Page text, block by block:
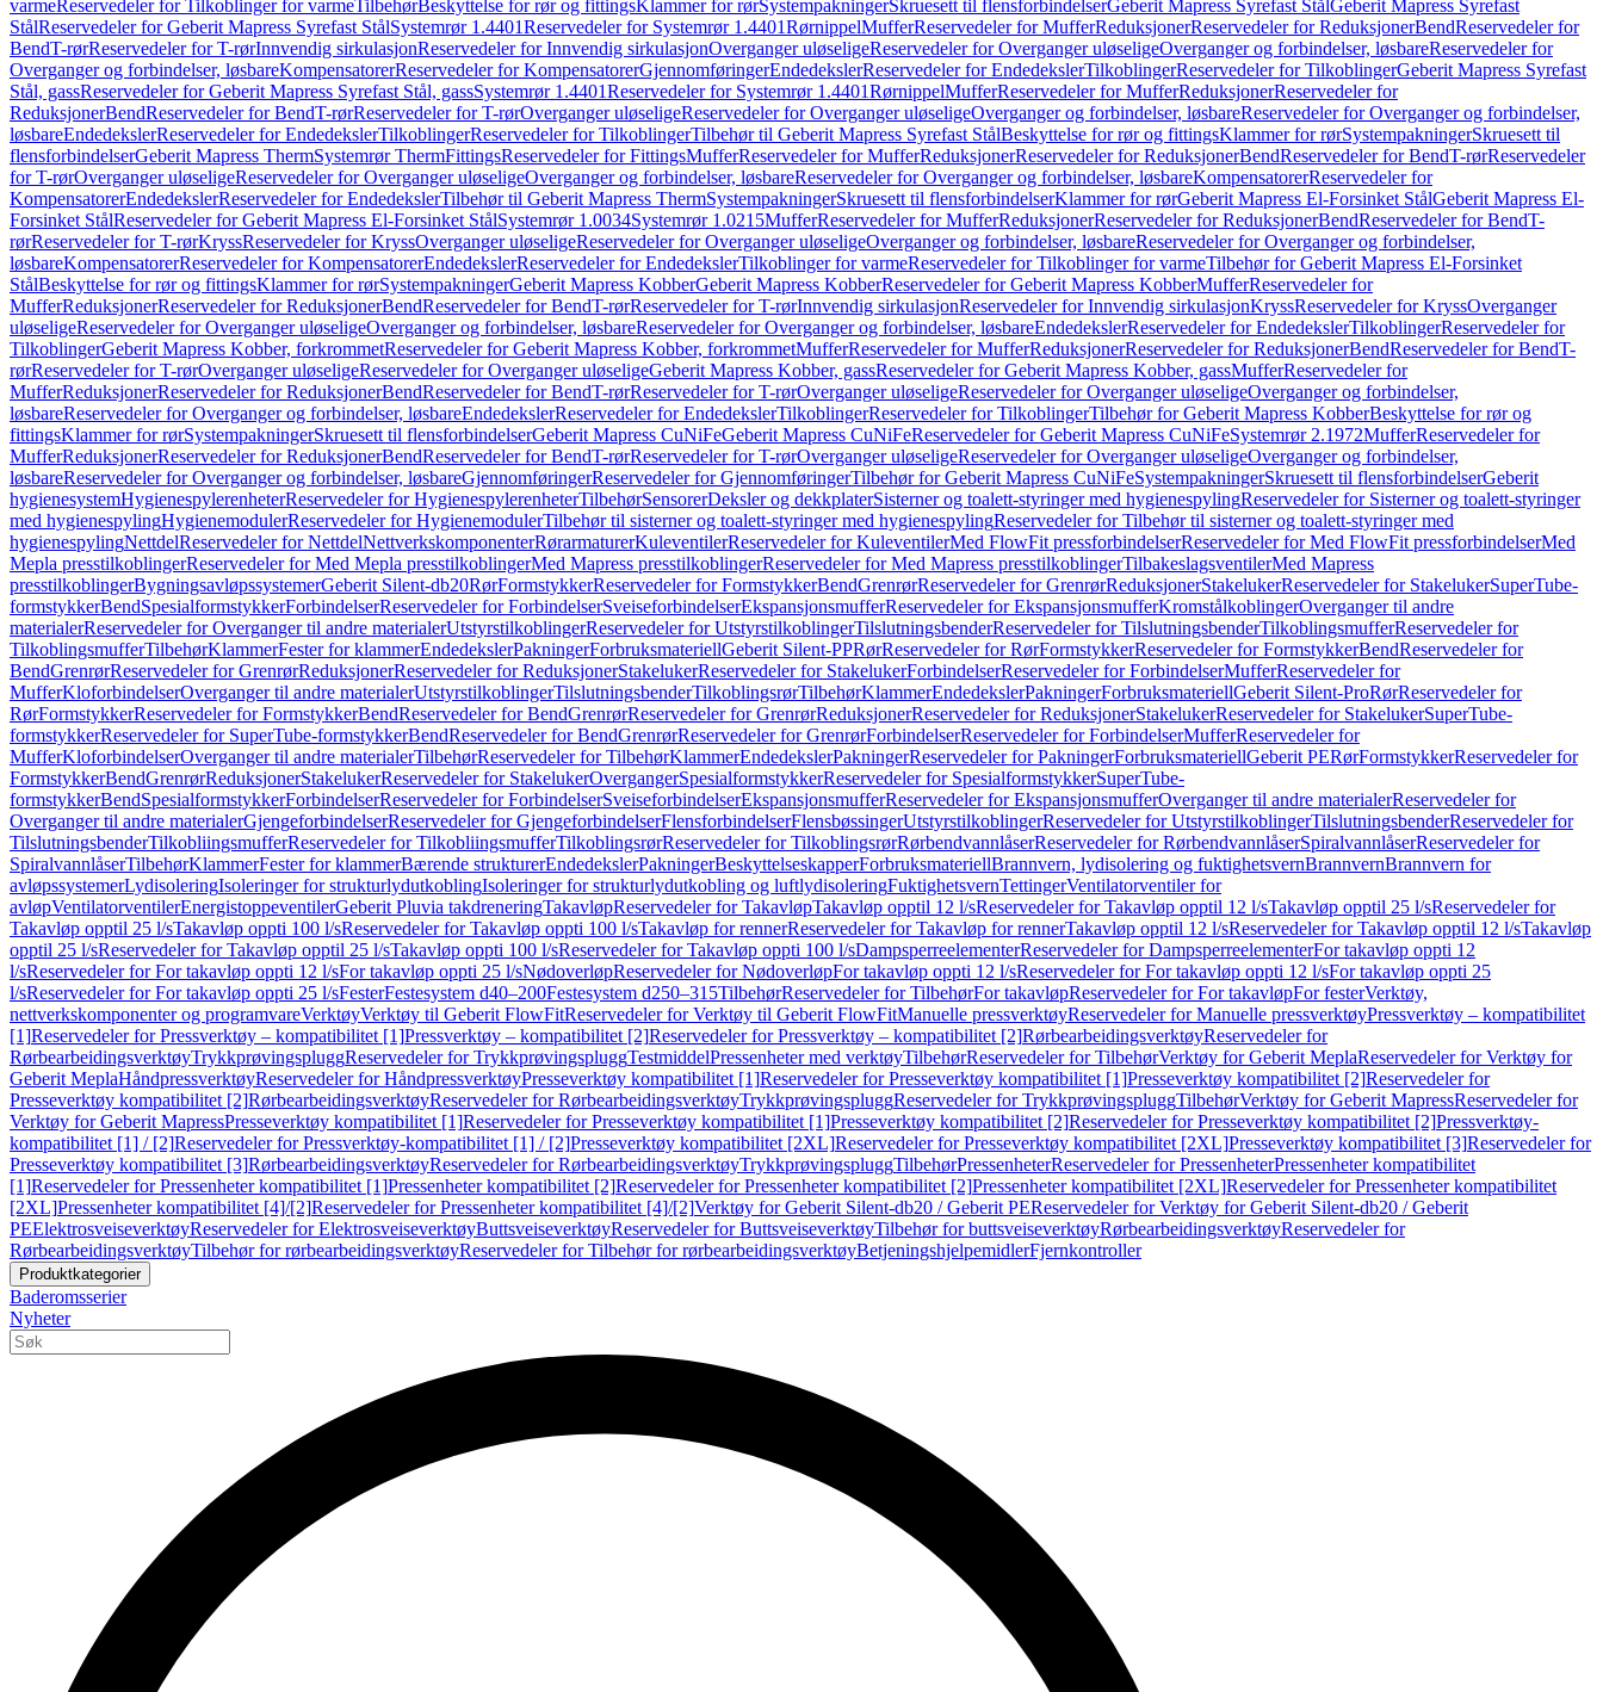
varmeReservedeler for Tilkoblinger for varmeTilbehørBeskyttelse for rør og fittingsKlammer for rørSystempakningerSkruesett til flensforbindelserGeberit Mapress Syrefast StålGeberit Mapress Syrefast
StålReservedeler for Geberit Mapress Syrefast StålSystemrør 1.4401Reservedeler for Systemrør 1.4401RørnippelMufferReservedeler for MufferReduksjonerReservedeler for ReduksjonerBendReservedeler for
BendT-rørReservedeler for T-rørInnvendig sirkulasjonReservedeler for Innvendig sirkulasjonOverganger uløseligeReservedeler for Overganger uløseligeOverganger og forbindelser, løsbareReservedeler for
Overganger og forbindelser, løsbareKompensatorerReservedeler for KompensatorerGjennomføringerEndedekslerReservedeler for EndedekslerTilkoblingerReservedeler for TilkoblingerGeberit Mapress Syrefast
Stål, gassReservedeler for Geberit Mapress Syrefast Stål, gassSystemrør 1.4401Reservedeler for Systemrør 1.4401RørnippelMufferReservedeler for MufferReduksjonerReservedeler for
ReduksjonerBendReservedeler for BendT-rørReservedeler for T-rørOverganger uløseligeReservedeler for Overganger uløseligeOverganger og forbindelser, løsbareReservedeler for Overganger og forbindelser,
løsbareEndedekslerReservedeler for EndedekslerTilkoblingerReservedeler for TilkoblingerTilbehør til Geberit Mapress Syrefast StålBeskyttelse for rør og fittingsKlammer for rørSystempakningerSkruesett til
flensforbindelserGeberit Mapress ThermSystemrør ThermFittingsReservedeler for FittingsMufferReservedeler for MufferReduksjonerReservedeler for ReduksjonerBendReservedeler for BendT-rørReservedeler
for T-rørOverganger uløseligeReservedeler for Overganger uløseligeOverganger og forbindelser, løsbareReservedeler for Overganger og forbindelser, løsbareKompensatorerReservedeler for
KompensatorerEndedekslerReservedeler for EndedekslerTilbehør til Geberit Mapress ThermSystempakningerSkruesett til flensforbindelserKlammer for rørGeberit Mapress El-Forsinket StålGeberit Mapress El-
Forsinket StålReservedeler for Geberit Mapress El-Forsinket StålSystemrør 1.0034Systemrør 1.0215MufferReservedeler for MufferReduksjonerReservedeler for ReduksjonerBendReservedeler for BendT-
rørReservedeler for T-rørKryssReservedeler for KryssOverganger uløseligeReservedeler for Overganger uløseligeOverganger og forbindelser, løsbareReservedeler for Overganger og forbindelser,
løsbareKompensatorerReservedeler for KompensatorerEndedekslerReservedeler for EndedekslerTilkoblinger for varmeReservedeler for Tilkoblinger for varmeTilbehør for Geberit Mapress El-Forsinket
StålBeskyttelse for rør og fittingsKlammer for rørSystempakningerGeberit Mapress KobberGeberit Mapress KobberReservedeler for Geberit Mapress KobberMufferReservedeler for
MufferReduksjonerReservedeler for ReduksjonerBendReservedeler for BendT-rørReservedeler for T-rørInnvendig sirkulasjonReservedeler for Innvendig sirkulasjonKryssReservedeler for KryssOverganger
uløseligeReservedeler for Overganger uløseligeOverganger og forbindelser, løsbareReservedeler for Overganger og forbindelser, løsbareEndedekslerReservedeler for EndedekslerTilkoblingerReservedeler for
TilkoblingerGeberit Mapress Kobber, forkrommetReservedeler for Geberit Mapress Kobber, forkrommetMufferReservedeler for MufferReduksjonerReservedeler for ReduksjonerBendReservedeler for BendT-
rørReservedeler for T-rørOverganger uløseligeReservedeler for Overganger uløseligeGeberit Mapress Kobber, gassReservedeler for Geberit Mapress Kobber, gassMufferReservedeler for
MufferReduksjonerReservedeler for ReduksjonerBendReservedeler for BendT-rørReservedeler for T-rørOverganger uløseligeReservedeler for Overganger uløseligeOverganger og forbindelser,
løsbareReservedeler for Overganger og forbindelser, løsbareEndedekslerReservedeler for EndedekslerTilkoblingerReservedeler for TilkoblingerTilbehør for Geberit Mapress KobberBeskyttelse for rør og
fittingsKlammer for rørSystempakningerSkruesett til flensforbindelserGeberit Mapress CuNiFeGeberit Mapress CuNiFeReservedeler for Geberit Mapress CuNiFeSystemrør 2.1972MufferReservedeler for
MufferReduksjonerReservedeler for ReduksjonerBendReservedeler for BendT-rørReservedeler for T-rørOverganger uløseligeReservedeler for Overganger uløseligeOverganger og forbindelser,
løsbareReservedeler for Overganger og forbindelser, løsbareGjennomføringerReservedeler for GjennomføringerTilbehør for Geberit Mapress CuNiFeSystempakningerSkruesett til flensforbindelserGeberit
hygienesystemHygienespylerenheterReservedeler for HygienespylerenheterTilbehørSensorerDeksler og dekkplaterSisterner og toalett-styringer med hygienespylingReservedeler for Sisterner og toalett-styringer
med hygienespylingHygienemodulerReservedeler for HygienemodulerTilbehør til sisterner og toalett-styringer med hygienespylingReservedeler for Tilbehør til sisterner og toalett-styringer med
hygienespylingNettdelReservedeler for NettdelNettverkskomponenterRørarmaturerKuleventilerReservedeler for KuleventilerMed FlowFit pressforbindelserReservedeler for Med FlowFit pressforbindelserMed
Mepla presstilkoblingerReservedeler for Med Mepla presstilkoblingerMed Mapress presstilkoblingerReservedeler for Med Mapress presstilkoblingerTilbakeslagsventilerMed Mapress
presstilkoblingerBygningsavløpssystemerGeberit Silent-db20RørFormstykkerReservedeler for FormstykkerBendGrenrørReservedeler for GrenrørReduksjonerStakelukerReservedeler for StakelukerSuperTube-
formstykkerBendSpesialformstykkerForbindelserReservedeler for ForbindelserSveiseforbindelserEkspansjonsmufferReservedeler for EkspansjonsmufferKromstålkoblingerOverganger til andre
materialerReservedeler for Overganger til andre materialerUtstyrstilkoblingerReservedeler for UtstyrstilkoblingerTilslutningsbenderReservedeler for TilslutningsbenderTilkoblingsmufferReservedeler for
TilkoblingsmufferTilbehørKlammerFester for klammerEndedekslerPakningerForbruksmateriellGeberit Silent-PPRørReservedeler for RørFormstykkerReservedeler for FormstykkerBendReservedeler for
BendGrenrørReservedeler for GrenrørReduksjonerReservedeler for ReduksjonerStakelukerReservedeler for StakelukerForbindelserReservedeler for ForbindelserMufferReservedeler for
MufferKloforbindelserOverganger til andre materialerUtstyrstilkoblingerTilslutningsbenderTilkoblingsrørTilbehørKlammerEndedekslerPakningerForbruksmateriellGeberit Silent-ProRørReservedeler for
RørFormstykkerReservedeler for FormstykkerBendReservedeler for BendGrenrørReservedeler for GrenrørReduksjonerReservedeler for ReduksjonerStakelukerReservedeler for StakelukerSuperTube-
formstykkerReservedeler for SuperTube-formstykkerBendReservedeler for BendGrenrørReservedeler for GrenrørForbindelserReservedeler for ForbindelserMufferReservedeler for
MufferKloforbindelserOverganger til andre materialerTilbehørReservedeler for TilbehørKlammerEndedekslerPakningerReservedeler for PakningerForbruksmateriellGeberit PERørFormstykkerReservedeler for
FormstykkerBendGrenrørReduksjonerStakelukerReservedeler for StakelukerOvergangerSpesialformstykkerReservedeler for SpesialformstykkerSuperTube-
formstykkerBendSpesialformstykkerForbindelserReservedeler for ForbindelserSveiseforbindelserEkspansjonsmufferReservedeler for EkspansjonsmufferOverganger til andre materialerReservedeler for
Overganger til andre materialerGjengeforbindelserReservedeler for GjengeforbindelserFlensforbindelserFlensbøssingerUtstyrstilkoblingerReservedeler for UtstyrstilkoblingerTilslutningsbenderReservedeler for
TilslutningsbenderTilkobliingsmufferReservedeler for TilkobliingsmufferTilkoblingsrørReservedeler for TilkoblingsrørRørbendvannlåserReservedeler for RørbendvannlåserSpiralvannlåserReservedeler for
SpiralvannlåserTilbehørKlammerFester for klammerBærende strukturerEndedekslerPakningerBeskyttelseskapperForbruksmateriellBrannvern, lydisolering og fuktighetsvernBrannvernBrannvern for
avløpssystemerLydisoleringIsoleringer for strukturlydutkoblingIsoleringer for strukturlydutkobling og luftlydisoleringFuktighetsvernTettingerVentilatorventiler for
avløpVentilatorventilerEnergistoppeventilerGeberit Pluvia takdreneringTakavløpReservedeler for TakavløpTakavløp opptil 12 l/sReservedeler for Takavløp opptil 12 l/sTakavløp opptil 25 l/sReservedeler for
Takavløp opptil 25 l/sTakavløp oppti 100 l/sReservedeler for Takavløp oppti 100 l/sTakavløp for rennerReservedeler for Takavløp for rennerTakavløp opptil 12 l/sReservedeler for Takavløp opptil 12 l/sTakavløp
opptil 25 l/sReservedeler for Takavløp opptil 25 l/sTakavløp oppti 100 l/sReservedeler for Takavløp oppti 100 l/sDampsperreelementerReservedeler for DampsperreelementerFor takavløp oppti 12
l/sReservedeler for For takavløp oppti 12 l/sFor takavløp oppti 25 l/sNødoverløpReservedeler for NødoverløpFor takavløp oppti 12 l/sReservedeler for For takavløp oppti 12 l/sFor takavløp oppti 25
l/sReservedeler for For takavløp oppti 25 l/sFesterFestesystem d40–200Festesystem d250–315TilbehørReservedeler for TilbehørFor takavløpReservedeler for For takavløpFor festerVerktøy,
nettverkskomponenter og programvareVerktøyVerktøy til Geberit FlowFitReservedeler for Verktøy til Geberit FlowFitManuelle pressverktøyReservedeler for Manuelle pressverktøyPressverktøy – kompatibilitet
[1]Reservedeler for Pressverktøy – kompatibilitet [1]Pressverktøy – kompatibilitet [2]Reservedeler for Pressverktøy – kompatibilitet [2]RørbearbeidingsverktøyReservedeler for
RørbearbeidingsverktøyTrykkprøvingspluggReservedeler for TrykkprøvingspluggTestmiddelPressenheter med verktøyTilbehørReservedeler for TilbehørVerktøy for Geberit MeplaReservedeler for Verktøy for
Geberit MeplaHåndpressverktøyReservedeler for HåndpressverktøyPresseverktøy kompatibilitet [1]Reservedeler for Presseverktøy kompatibilitet [1]Presseverktøy kompatibilitet [2]Reservedeler for
Presseverktøy kompatibilitet [2]RørbearbeidingsverktøyReservedeler for RørbearbeidingsverktøyTrykkprøvingspluggReservedeler for TrykkprøvingspluggTilbehørVerktøy for Geberit MapressReservedeler for
Verktøy for Geberit MapressPresseverktøy kompatibilitet [1]Reservedeler for Presseverktøy kompatibilitet [1]Presseverktøy kompatibilitet [2]Reservedeler for Presseverktøy kompatibilitet [2]Pressverktøy-
kompatibilitet [1] / [2]Reservedeler for Pressverktøy-kompatibilitet [1] / [2]Presseverktøy kompatibilitet [2XL]Reservedeler for Presseverktøy kompatibilitet [2XL]Presseverktøy kompatibilitet [3]Reservedeler for
Presseverktøy kompatibilitet [3]RørbearbeidingsverktøyReservedeler for RørbearbeidingsverktøyTrykkprøvingspluggTilbehørPressenheterReservedeler for PressenheterPressenheter kompatibilitet
[1]Reservedeler for Pressenheter kompatibilitet [1]Pressenheter kompatibilitet [2]Reservedeler for Pressenheter kompatibilitet [2]Pressenheter kompatibilitet [2XL]Reservedeler for Pressenheter kompatibilitet
[2XL]Pressenheter kompatibilitet [4]/[2]Reservedeler for Pressenheter kompatibilitet [4]/[2]Verktøy for Geberit Silent-db20 / Geberit PEReservedeler for Verktøy for Geberit Silent-db20 / Geberit
PEElektrosveiseverktøyReservedeler for ElektrosveiseverktøyButtsveiseverktøyReservedeler for ButtsveiseverktøyTilbehør for buttsveiseverktøyRørbearbeidingsverktøyReservedeler for
RørbearbeidingsverktøyTilbehør for rørbearbeidingsverktøyReservedeler for Tilbehør for rørbearbeidingsverktøyBetjeningshjelpemidlerFjernkontroller
Produktkategorier
Baderomsserier
Nyheter